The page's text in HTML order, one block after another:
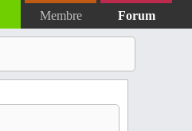
Membre Forum